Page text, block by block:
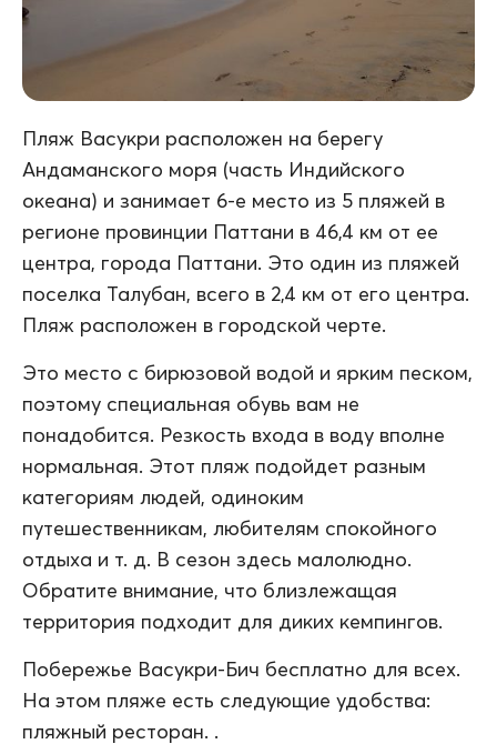
Пляж Васукри расположен на берегу
Андаманского моря (часть Индийского
океана) и занимает 6-е место из 5 пляжей в
регионе провинции Паттани в 46,4 км от ее
центра, города Паттани. Это один из пляжей
поселка Талубан, всего в 2,4 км от его центра.
Пляж расположен в городской черте.
Это место с бирюзовой водой и ярким песком,
поэтому специальная обувь вам не
понадобится. Резкость входа в воду вполне
нормальная. Этот пляж подойдет разным
категориям людей, одиноким
путешественникам, любителям спокойного
отдыха и т. д. В сезон здесь малолюдно.
Обратите внимание, что близлежащая
территория подходит для диких кемпингов.
Побережье Васукри-Бич бесплатно для всех.
На этом пляже есть следующие удобства:
пляжный ресторан. .